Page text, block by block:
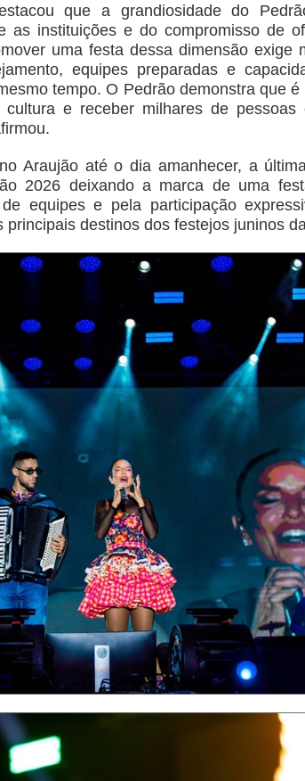
que a grandiosidade do
as instituições e do compromisso de
uma festa dessa dimensão exige
equipes preparadas e
tempo. O Pedrão demonstra que
e receber milhares de pessoas
Araujão até o dia amanhecer, a
2026 deixando a marca de uma
equipes e pela participação
destinos dos festejos juninos